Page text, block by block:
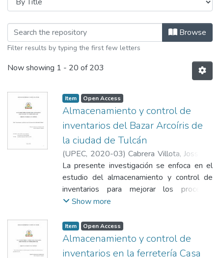
Browsing Carrera de Logística by
Browse
Filter results by typing the first few letters
Now showing 1 - 20 of 203
Item Open Access
Almacenamiento y control de
inventarios del Bazar Arcoíris de
la ciudad de Tulcán
(UPEC, 2020-03) Cabrera Villota, Josselyn
Estefanía; Escobar Benavides, Silvia
Elizabeth
La presente investigación se enfoca en el
estudio del almacenamiento y control de
inventarios para mejorar los procesos
integrales del “Bazar Arcoíris”, puesto que
adecuado para el almacenamiento de sus
productos trayendo consigo un sobre stock.
El estudio de esta temática pretende
Show more
Item Open Access
Almacenamiento y control de
inventarios en la ferretería Casa